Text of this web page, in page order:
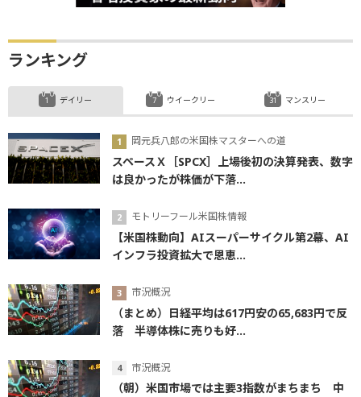
ランキング
デイリー
岡元兵八郎の米国株マスターへの道
スペースＸ［SPCX］上場後初の決算発表、数字
は良かったが株価が下落...
モトリーフール米国株情報
【米国株動向】AIスーパーサイクル第2幕、AI
インフラ投資拡大で恩恵...
市況概況
（まとめ）日経平均は617円安の65,683円で反
落 半導体株に売りも好...
市況概況
（朝）米国市場では主要3指数がまちまち 中
ウイークリー マンスリー